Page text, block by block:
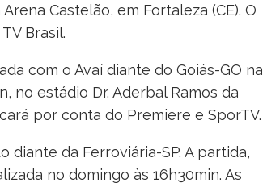
Castelão, em Fortaleza (CE). O
Brasil.
com o Avaí diante do Goiás-GO na
no estádio Dr. Aderbal Ramos da
por conta do Premiere e SporTV.
diante da Ferroviária-SP. A partida,
no domingo às 16h30min. As